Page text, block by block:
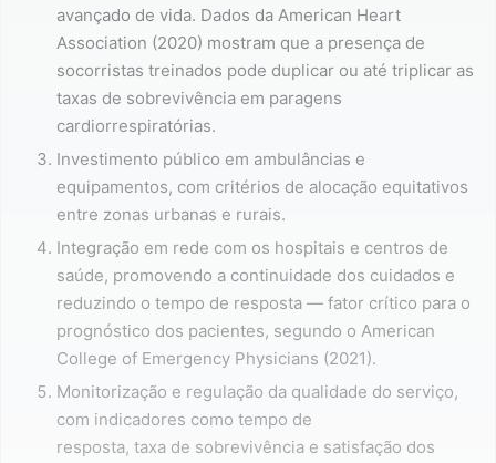
avançado de vida. Dados da American Heart
Association (2020) mostram que a presença de
socorristas treinados pode duplicar ou até triplicar as
taxas de sobrevivência em paragens
cardiorrespiratórias.
Investimento público em ambulâncias e
equipamentos, com critérios de alocação equitativos
entre zonas urbanas e rurais.
Integração em rede com os hospitais e centros de
saúde, promovendo a continuidade dos cuidados e
reduzindo o tempo de resposta — fator crítico para o
prognóstico dos pacientes, segundo o American
College of Emergency Physicians (2021).
Monitorização e regulação da qualidade do serviço,
com indicadores como tempo de
resposta, taxa de sobrevivência e satisfação dos